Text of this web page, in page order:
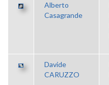
Alberto
Casagrande
Davide
CARUZZO